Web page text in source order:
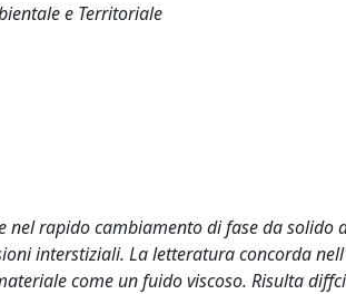
e Territoriale
nel rapido cambiamento di fase da
interstiziali. La letteratura concorda
come un fuido viscoso. Risulta